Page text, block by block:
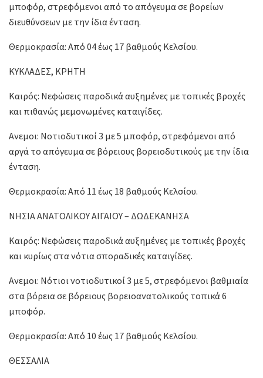
μποφόρ, στρεφόμενοι από το απόγευμα σε βορείων
διευθύνσεων με την ίδια ένταση.
Θερμοκρασία: Από 04 έως 17 βαθμούς Κελσίου.
ΚΥΚΛΑΔΕΣ, ΚΡΗΤΗ
Καιρός: Νεφώσεις παροδικά αυξημένες με τοπικές βροχές
και πιθανώς μεμονωμένες καταιγίδες.
Ανεμοι: Νοτιοδυτικοί 3 με 5 μποφόρ, στρεφόμενοι από
αργά το απόγευμα σε βόρειους βορειοδυτικούς με την ίδια
ένταση.
Θερμοκρασία: Από 11 έως 18 βαθμούς Κελσίου.
ΝΗΣΙΑ ΑΝΑΤΟΛΙΚΟΥ ΑΙΓΑΙΟΥ – ΔΩΔΕΚΑΝΗΣΑ
Καιρός: Νεφώσεις παροδικά αυξημένες με τοπικές βροχές
και κυρίως στα νότια σποραδικές καταιγίδες.
Ανεμοι: Νότιοι νοτιοδυτικοί 3 με 5, στρεφόμενοι βαθμιαία
στα βόρεια σε βόρειους βορειοανατολικούς τοπικά 6
μποφόρ.
Θερμοκρασία: Από 10 έως 17 βαθμούς Κελσίου.
ΘΕΣΣΑΛΙΑ